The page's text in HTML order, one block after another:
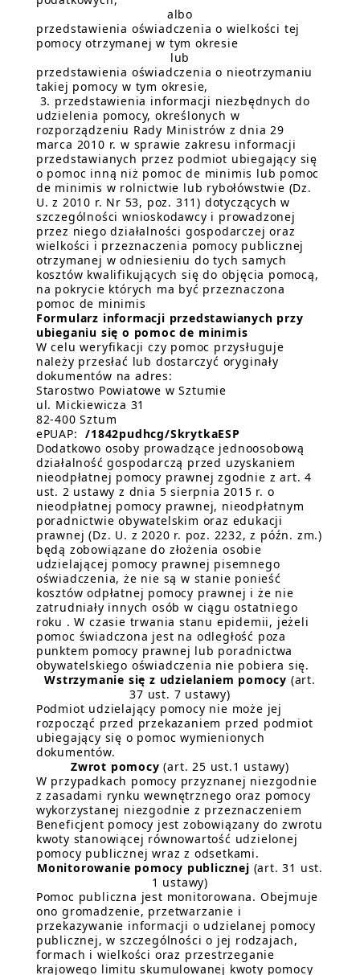
albo
przedstawienia oświadczenia o wielkości tej
pomocy otrzymanej w tym okresie
lub
przedstawienia oświadczenia o nieotrzymaniu
takiej pomocy w tym okresie,
3. przedstawienia informacji niezbędnych do
udzielenia pomocy, określonych w
rozporządzeniu Rady Ministrów z dnia 29
marca 2010 r. w sprawie zakresu informacji
przedstawianych przez podmiot ubiegający się
o pomoc inną niż pomoc de minimis lub pomoc
de minimis w rolnictwie lub rybołówstwie (Dz.
U. z 2010 r. Nr 53, poz. 311) dotyczących w
szczególności wnioskodawcy i prowadzonej
przez niego działalności gospodarczej oraz
wielkości i przeznaczenia pomocy publicznej
otrzymanej w odniesieniu do tych samych
kosztów kwalifikujących się do objęcia pomocą,
na pokrycie których ma być przeznaczona
pomoc de minimis
Formularz informacji przedstawianych przy
ubieganiu się o pomoc de minimis
W celu weryfikacji czy pomoc przysługuje
należy przesłać lub dostarczyć oryginały
dokumentów na adres:
Starostwo Powiatowe w Sztumie
ul. Mickiewicza 31
82-400 Sztum
ePUAP: /1842pudhcg/SkrytkaESP
Dodatkowo osoby prowadzące jednoosobową
działalność gospodarczą przed uzyskaniem
nieodpłatnej pomocy prawnej zgodnie z art. 4
ust. 2 ustawy z dnia 5 sierpnia 2015 r. o
nieodpłatnej pomocy prawnej, nieodpłatnym
poradnictwie obywatelskim oraz edukacji
prawnej (Dz. U. z 2020 r. poz. 2232, z późn. zm.)
będą zobowiązane do złożenia osobie
udzielającej pomocy prawnej pisemnego
oświadczenia, że nie są w stanie ponieść
kosztów odpłatnej pomocy prawnej i że nie
zatrudniały innych osób w ciągu ostatniego
roku . W czasie trwania stanu epidemii, jeżeli
pomoc świadczona jest na odległość poza
punktem pomocy prawnej lub poradnictwa
obywatelskiego oświadczenia nie pobiera się.
Wstrzymanie się z udzielaniem pomocy (art.
37 ust. 7 ustawy)
Podmiot udzielający pomocy nie może jej
rozpocząć przed przekazaniem przed podmiot
ubiegający się o pomoc wymienionych
dokumentów.
Zwrot pomocy(art. 25 ust.1 ustawy)
W przypadkach pomocy przyznanej niezgodnie
z zasadami rynku wewnętrznego oraz pomocy
wykorzystanej niezgodnie z przeznaczeniem
Beneficjent pomocy jest zobowiązany do zwrotu
kwoty stanowiącej równowartość udzielonej
pomocy publicznej wraz z odsetkami.
Monitorowanie pomocy publicznej (art. 31 ust.
1 ustawy)
Pomoc publiczna jest monitorowana. Obejmuje
ono gromadzenie, przetwarzanie i
przekazywanie informacji o udzielanej pomocy
publicznej, w szczególności o jej rodzajach,
formach i wielkości oraz przestrzeganie
krajowego limitu skumulowanej kwoty pomocy